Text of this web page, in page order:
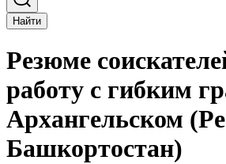
Найти
Резюме
работу с гибким
Архангельском
Башкортостан)